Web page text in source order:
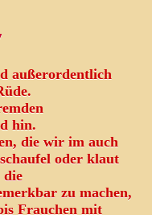
außerordentlich
hin.
die wir im auch
oder klaut
die
zu machen,
Frauchen mit